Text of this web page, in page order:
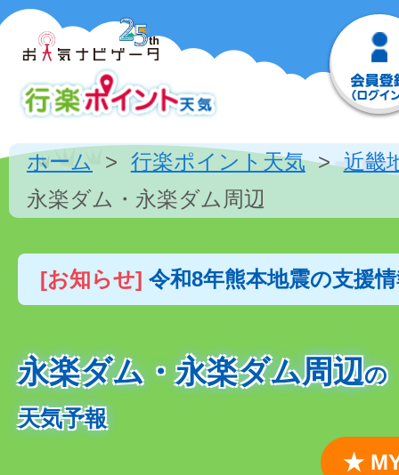
ホーム 行楽ポイント天気
近畿
永楽ダム・永楽ダム周辺
[お知らせ] 令和8年熊本地震の支援
永楽ダム・永楽ダム周辺の
天気予報
★